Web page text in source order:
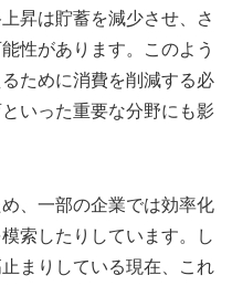
昇は貯蓄を減少させ、さ
性があります。このよう
ために消費を削減する必
いった重要な分野にも影
、一部の企業では効率化
索したりしています。し
まりしている現在、これ